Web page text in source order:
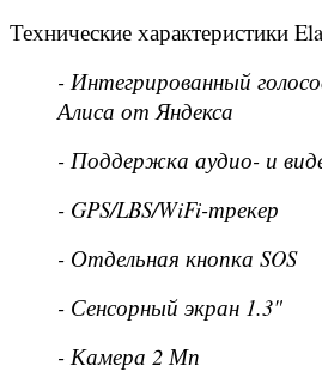
Технические характеристики
- Интегрированный
Алиса от Яндекса
- Поддержка аудио- и
- GPS/LBS/WiFi-трекер
- Отдельная кнопка SOS
- Сенсорный экран 1.3"
- Камера 2 Мп